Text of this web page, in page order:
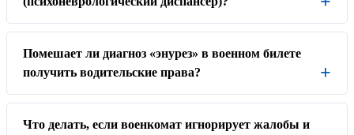
Помешает ли диагноз «энурез» в военном билете
получить водительские права?
Что делать, если военкомат игнорирует жалобы и